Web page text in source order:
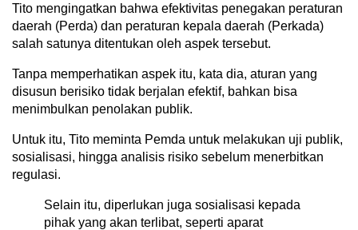
Tito mengingatkan bahwa efektivitas penegakan peraturan
daerah (Perda) dan peraturan kepala daerah (Perkada)
salah satunya ditentukan oleh aspek tersebut.
Tanpa memperhatikan aspek itu, kata dia, aturan yang
disusun berisiko tidak berjalan efektif, bahkan bisa
menimbulkan penolakan publik.
Untuk itu, Tito meminta Pemda untuk melakukan uji publik,
sosialisasi, hingga analisis risiko sebelum menerbitkan
regulasi.
Selain itu, diperlukan juga sosialisasi kepada
pihak yang akan terlibat, seperti aparat